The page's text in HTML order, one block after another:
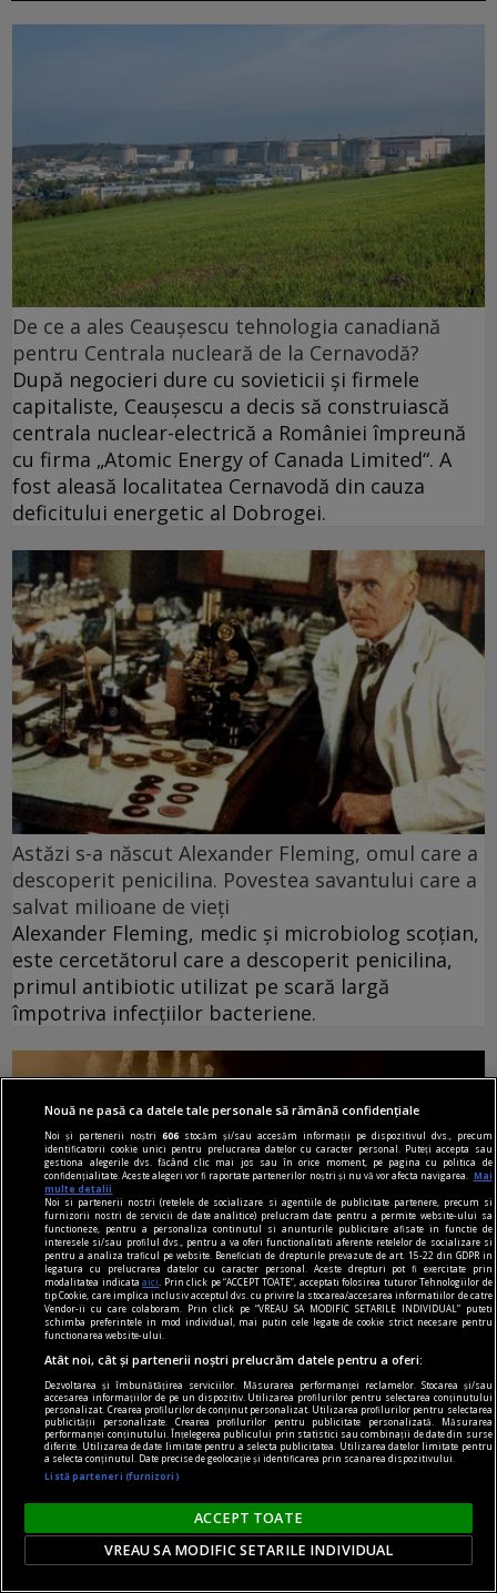
De ce a ales Ceaușescu tehnologia canadiană
pentru Centrala nucleară de la Cernavodă?
După negocieri dure cu sovieticii şi firmele
capitaliste, Ceauşescu a decis să construiască
centrala nuclear-electrică a României împreună
cu firma „Atomic Energy of Canada Limited“. A
fost aleasă localitatea Cernavodă din cauza
deficitului energetic al Dobrogei.
Astăzi s-a născut Alexander Fleming, omul care a
descoperit penicilina. Povestea savantului care a
salvat milioane de vieți
Alexander Fleming, medic și microbiolog scoțian,
este cercetătorul care a descoperit penicilina,
primul antibiotic utilizat pe scară largă
împotriva infecțiilor bacteriene.
Peste 20 de orașe din Italia, sub cod roșu de
caniculă. Papa a mutat audiența generală în
Bazilica Sfântul Petru
Peste 20 de orașe din Italia au fost plasate joi, 6
august, sub cod roșu de caniculă, fiind pentru
prima dată în acest an când toate marile centre
urbane monitorizate de sistemul de
supraveghere al Ministerului Sănătății se află sub
nivelul maxim de alertă.
Nouă ne pasă ca datele tale personale să rămână confidențiale
Noi și partenerii noștri606 stocăm și/sau accesăm informații pe dispozitivul dvs., precum
identificatorii cookie unici pentru prelucrarea datelor cu caracter personal. Puteți accepta sau
gestiona alegerile dvs. făcând clic mai jos sau în orice moment, pe pagina cu politica de
confidențialitate. Aceste alegeri vor fi raportate partenerilor noștri și nu vă vor afecta navigarea.
Mai
multe detalii
Noi si partenerii nostri (retelele de socializare si agentiile de publicitate partenere, precum si
furnizorii nostri de servicii de date analitice) prelucram date pentru a permite website-ului sa
functioneze, pentru a personaliza continutul si anunturile publicitare afisate in functie de
interesele si/sau profilul dvs., pentru a va oferi functionalitati aferente retelelor de socializare si
pentru a analiza traficul pe website. Beneficiati de drepturile prevazute de art. 15-22 din GDPR in
legatura cu prelucrarea datelor cu caracter personal. Aceste drepturi pot fi exercitate prin
modalitatea indicataaici
. Prin click pe “ACCEPT TOATE”, acceptati folosirea tuturor Tehnologiilor de
tip Cookie, care implica inclusiv acceptul dvs. cu privire la stocarea/accesarea informatiilor de catre
Vendor-ii cu care colaboram. Prin click pe “VREAU SA MODIFIC SETARILE INDIVIDUAL” puteti
schimba preferintele in mod individual, mai putin cele legate de cookie strict necesare pentru
functionarea website-ului.
Atât noi, cât și partenerii noștri prelucrăm datele pentru a oferi:
Dezvoltarea și îmbunătățirea serviciilor. Măsurarea performanței reclamelor. Stocarea și/sau
accesarea informațiilor de pe un dispozitiv. Utilizarea profilurilor pentru selectarea conținutului
personalizat. Crearea profilurilor de conținut personalizat. Utilizarea profilurilor pentru selectarea
publicității personalizate. Crearea profilurilor pentru publicitate personalizată. Măsurarea
performanței conținutului. Înțelegerea publicului prin statistici sau combinații de date din surse
diferite. Utilizarea de date limitate pentru a selecta publicitatea. Utilizarea datelor limitate pentru
a selecta conținutul. Date precise de geolocație și identificarea prin scanarea dispozitivului.
Listă parteneri (furnizori)
ACCEPT TOATE
VREAU SA MODIFIC SETARILE INDIVIDUAL